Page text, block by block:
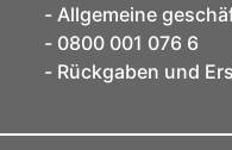
Allgemeine
0800 001 076 6
Rückgaben und